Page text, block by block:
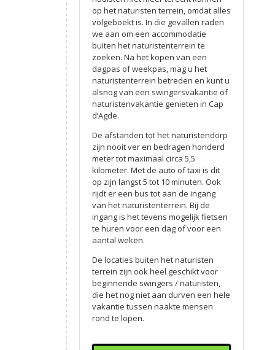
op het naturisten terrein, omdat alles
volgeboekt is. In die gevallen raden
we aan om een accommodatie
buiten het naturistenterrein te
zoeken. Na het kopen van een
dagpas of weekpas, mag u het
naturistenterrein betreden en kunt u
alsnog van een swingersvakantie of
naturistenvakantie genieten in Cap
d’Agde.
De afstanden tot het naturistendorp
zijn nooit ver en bedragen honderd
meter tot maximaal circa 5,5
kilometer. Met de auto of taxi is dit
op zijn langst 5 tot 10 minuten. Ook
rijdt er een bus tot aan de ingang
van het naturistenterrein. Bij de
ingang is het tevens mogelijk fietsen
te huren voor een dag of voor een
aantal weken.
De locaties buiten het naturisten
terrein zijn ook heel geschikt voor
beginnende swingers / naturisten,
die het nog niet aan durven een hele
vakantie tussen naakte mensen
rond te lopen.